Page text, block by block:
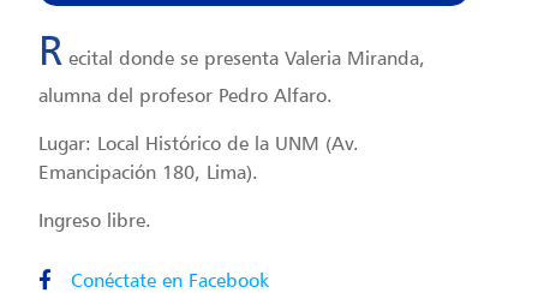
R ecital donde se presenta Valeria Miranda,
alumna del profesor Pedro Alfaro.
Lugar: Local Histórico de la UNM (Av.
Emancipación 180, Lima).
Ingreso libre.
Conéctate en Facebook